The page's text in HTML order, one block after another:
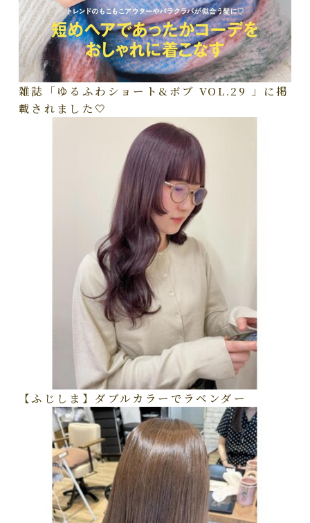
雑誌「ゆるふわショート&ボブ VOL.29 」に掲
載されました🤍
【ふじしま】ダブルカラーでラベンダー